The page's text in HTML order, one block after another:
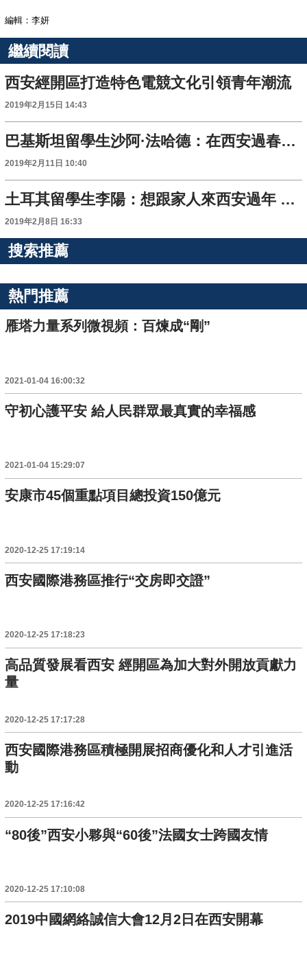
編輯：李妍
繼續閱讀
西安經開區打造特色電競文化引領青年潮流
2019年2月15日 14:43
巴基斯坦留學生沙阿·法哈德：在西安過春節 時尚又美好
2019年2月11日 10:40
土耳其留學生李陽：想跟家人來西安過年 在西安團圓
2019年2月8日 16:33
搜索推薦
熱門推薦
雁塔力量系列微視頻：百煉成“剛”
2021-01-04 16:00:32
守初心護平安 給人民群眾最真實的幸福感
2021-01-04 15:29:07
安康市45個重點項目總投資150億元
2020-12-25 17:19:14
西安國際港務區推行“交房即交證”
2020-12-25 17:18:23
高品質發展看西安 經開區為加大對外開放貢獻力
量
2020-12-25 17:17:28
西安國際港務區積極開展招商優化和人才引進活
動
2020-12-25 17:16:42
“80後”西安小夥與“60後”法國女士跨國友情
2020-12-25 17:10:08
2019中國網絡誠信大會12月2日在西安開幕